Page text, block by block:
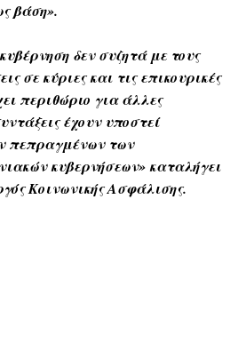
βάση».
δεν συζητά με τους
σε κύριες και τις επικουρικές
περιθώριο για άλλες
έχουν υποστεί
πεπραγμένων των
κυβερνήσεων» καταλήγει
Κοινωνικής Ασφάλισης.